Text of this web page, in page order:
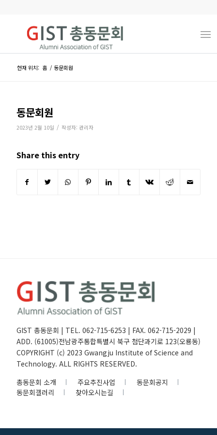
현재 위치: 홈 / 동문회원
동문회원
2023년 2월 10일 / 작성자: 관리자
Share this entry
GIST 총동문회 | TEL. 062-715-6253 | FAX. 062-715-2029 |
ADD. (61005)전남광주통합특별시 북구 첨단과기로 123(오룡동)
COPYRIGHT (c) 2023 Gwangju Institute of Science and
Technology. ALL RIGHTS RESERVED.
총동문회 소개
주요추진사업
동문회공지
동문회갤러리
찾아오시는길